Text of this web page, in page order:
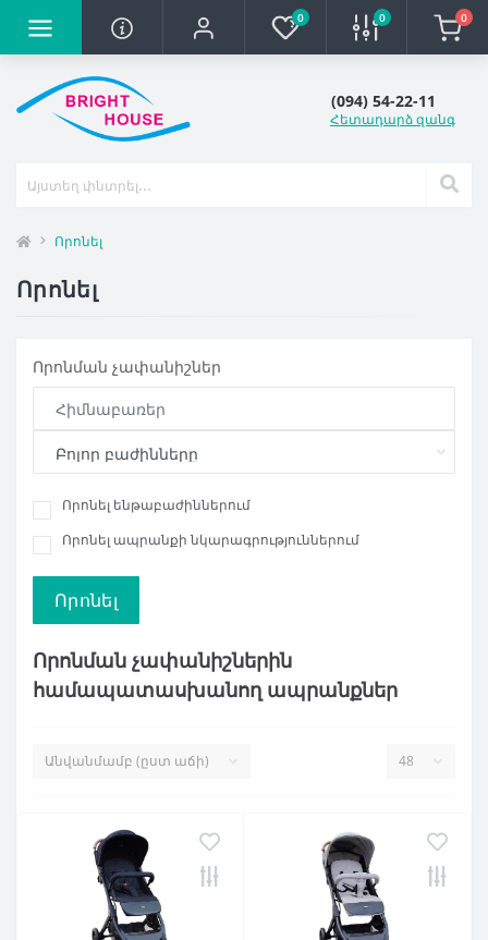
0 0 0
(094) 54-22-11
Հետադարձ զանգ
Որոնել
Որոնել
Որոնման չափանիշներ
Որոնել ենթաբաժիններում
Որոնել ապրանքի նկարագրություններում
Որոնման չափանիշներին
համապատասխանող ապրանքներ